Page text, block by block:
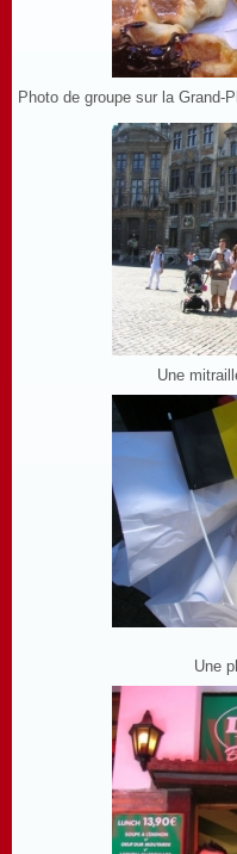
Photo de groupe sur la Grand-
Une
Une